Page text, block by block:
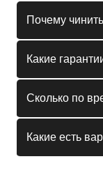
Почему
Какие
Сколько по
Какие есть